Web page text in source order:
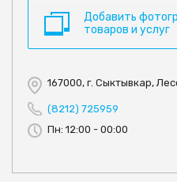
Добавить
товаров и услуг
167000, г. Сыктывкар,
(8212) 725959
Пн: 12:00 - 00:00